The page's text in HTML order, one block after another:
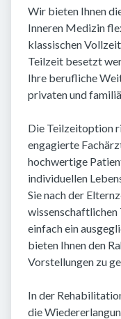
Wir bieten Ihnen
Inneren Medizin
klassischen
Teilzeit besetzt
Ihre berufliche
privaten und
Die Teilzeitoption
engagierte
hochwertige
individuellen
Sie nach der
einfach ein
bieten Ihnen den
Vorstellungen zu
In der
die